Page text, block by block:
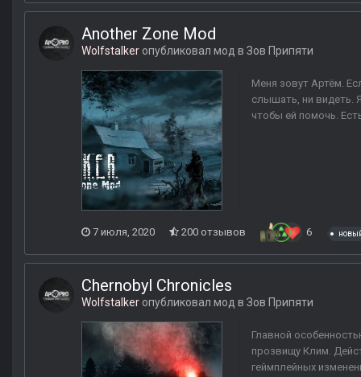
Another Zone Mod
Wolfstalker опубликовал мод в Зов Припяти
Меня зовут Артём.
слышать, ни видеть.
чтобы ей помочь.
7 июля, 2020 200 отзывов 6
Chernobyl Chronicles
Wolfstalker опубликовал мод в Зов Припяти
Главной
прозвищу Клим.
геймплейных